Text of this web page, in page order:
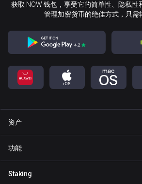
获取 NOW 钱包，享受它的简单性、隐私性
管理加密货币的绝佳方式，只需
资产
钱包 Binance Coin
功能
Staking